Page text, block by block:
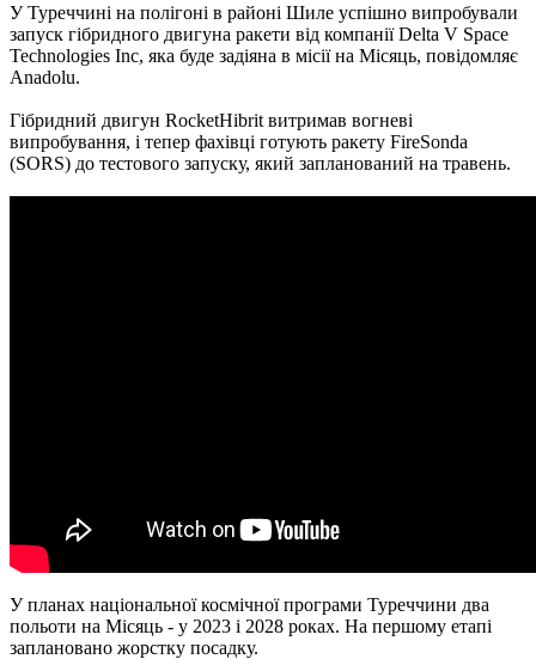
У Туреччині на полігоні в районі Шиле успішно випробували
запуск гібридного двигуна ракети від компанії Delta V Space
Technologies Inc, яка буде задіяна в місії на Місяць, повідомляє
Anadolu.
Гібридний двигун RocketHibrit витримав вогневі
випробування, і тепер фахівці готують ракету FireSonda
(SORS) до тестового запуску, який запланований на травень.
У планах національної космічної програми Туреччини два
польоти на Місяць - у 2023 і 2028 роках. На першому етапі
заплановано жорстку посадку.